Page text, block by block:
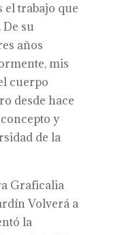
trabajo que
su
años
mis
cuerpo
desde hace
y
de la
Graficalia
Volverá a
la